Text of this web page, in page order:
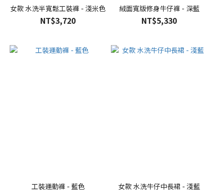
女款 水洗半寬鬆工裝褲 - 淺米色
NT$3,720
絨面寬版修身牛仔褲 - 深藍
NT$5,330
工裝運動褲 - 藍色 女款 水洗牛仔中長裙 - 淺藍